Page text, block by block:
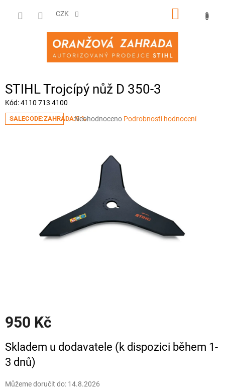
CZK
NÁKUPNÍ
STIHL Trojcípý nůž D 350-3
Kód:4110 713 4100
SALECODE:ZAHRADA:5:%Průměrné
hvězdiček.
Neohodnoceno Podrobnosti hodnocení
950 Kč
cena:
Skladem u dodavatele (k dispozici během 1-
3 dnů)
Můžeme doručit do: 14.8.2026